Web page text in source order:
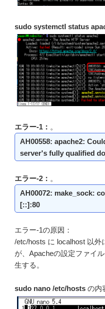
sudo systemctl status
エラー-1： 。
AH00558: apache2:
server's fully qualified
エラー-2： 。
AH00072: make_sock:
[::]:80
エラー-1の原因：
/etc/hosts に localhost 以外
が、Apacheの設定ファイ
生する。
sudo nano /etc/hosts の内